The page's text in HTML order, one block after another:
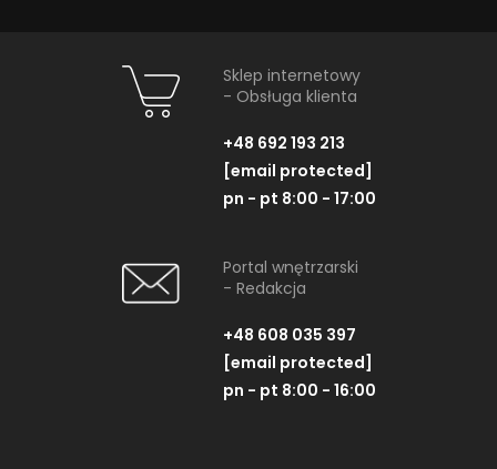
Sklep internetowy
- Obsługa klienta
+48 692 193 213
[email protected]
pn - pt 8:00 - 17:00
Portal wnętrzarski
- Redakcja
+48 608 035 397
[email protected]
pn - pt 8:00 - 16:00